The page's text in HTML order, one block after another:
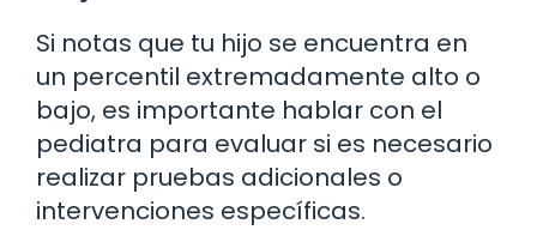
Si notas que tu hijo se encuentra en
un percentil extremadamente alto o
bajo, es importante hablar con el
pediatra para evaluar si es necesario
realizar pruebas adicionales o
intervenciones específicas.